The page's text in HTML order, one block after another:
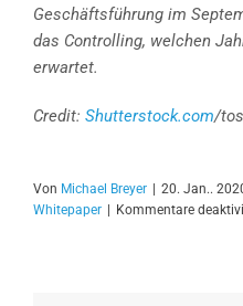
Geschäftsführung im
das Controlling, welchen
erwartet.
Credit: Shutterstock.com/
Von Michael Breyer 20. Jan..
Whitepaper
Kommentare